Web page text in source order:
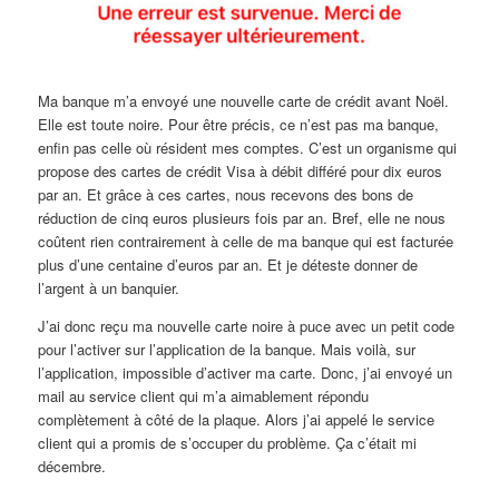
Ma banque m’a envoyé une nouvelle carte de crédit avant Noël.
Elle est toute noire. Pour être précis, ce n’est pas ma banque,
enfin pas celle où résident mes comptes. C’est un organisme qui
propose des cartes de crédit Visa à débit différé pour dix euros
par an. Et grâce à ces cartes, nous recevons des bons de
réduction de cinq euros plusieurs fois par an. Bref, elle ne nous
coûtent rien contrairement à celle de ma banque qui est facturée
plus d’une centaine d’euros par an. Et je déteste donner de
l’argent à un banquier.
J’ai donc reçu ma nouvelle carte noire à puce avec un petit code
pour l’activer sur l’application de la banque. Mais voilà, sur
l’application, impossible d’activer ma carte. Donc, j’ai envoyé un
mail au service client qui m’a aimablement répondu
complètement à côté de la plaque. Alors j’ai appelé le service
client qui a promis de s’occuper du problème. Ça c’était mi
décembre.